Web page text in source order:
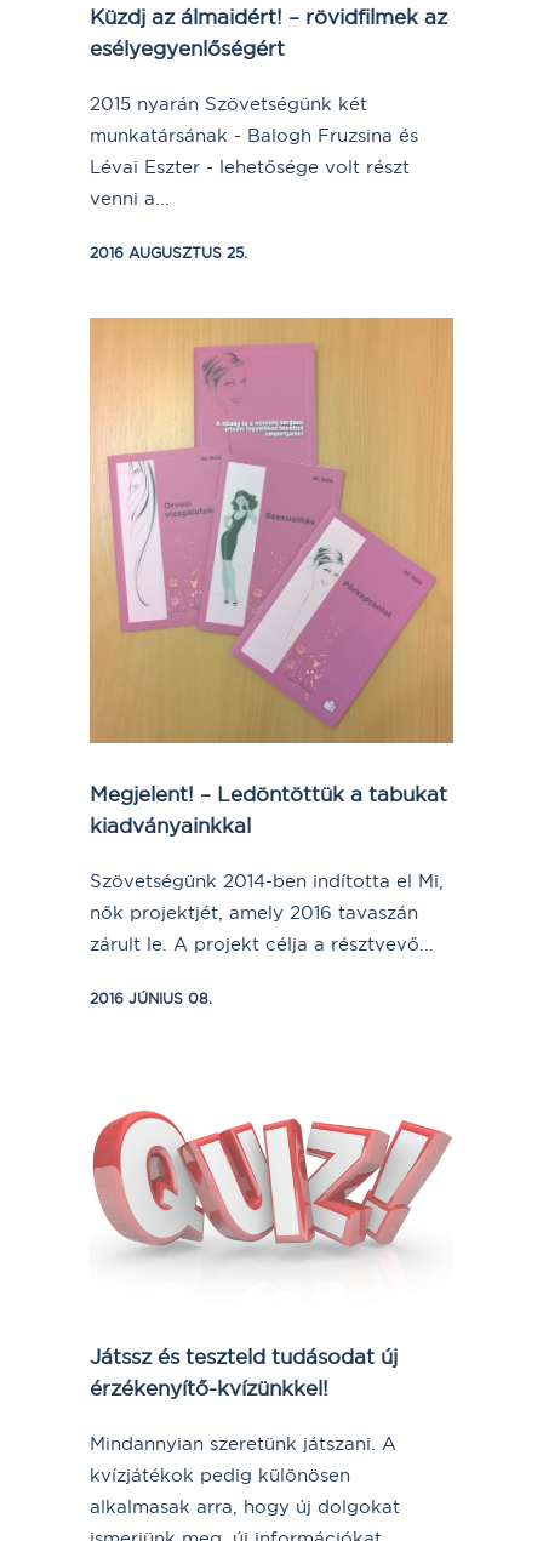
Küzdj az álmaidért! – rövidfilmek az
esélyegyenlőségért
2015 nyarán Szövetségünk két
munkatársának - Balogh Fruzsina és
Lévai Eszter - lehetősége volt részt
venni a...
2016 AUGUSZTUS 25.
Megjelent! – Ledöntöttük a tabukat
kiadványainkkal
Szövetségünk 2014-ben indította el Mi,
nők projektjét, amely 2016 tavaszán
zárult le. A projekt célja a résztvevő...
2016 JÚNIUS 08.
Játssz és teszteld tudásodat új
érzékenyítő-kvízünkkel!
Mindannyian szeretünk játszani. A
kvízjátékok pedig különösen
alkalmasak arra, hogy új dolgokat